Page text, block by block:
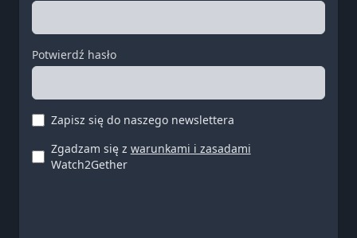
Potwierdź hasło
Zapisz się do naszego newslettera
Zgadzam się z warunkami i zasadami
Watch2Gether